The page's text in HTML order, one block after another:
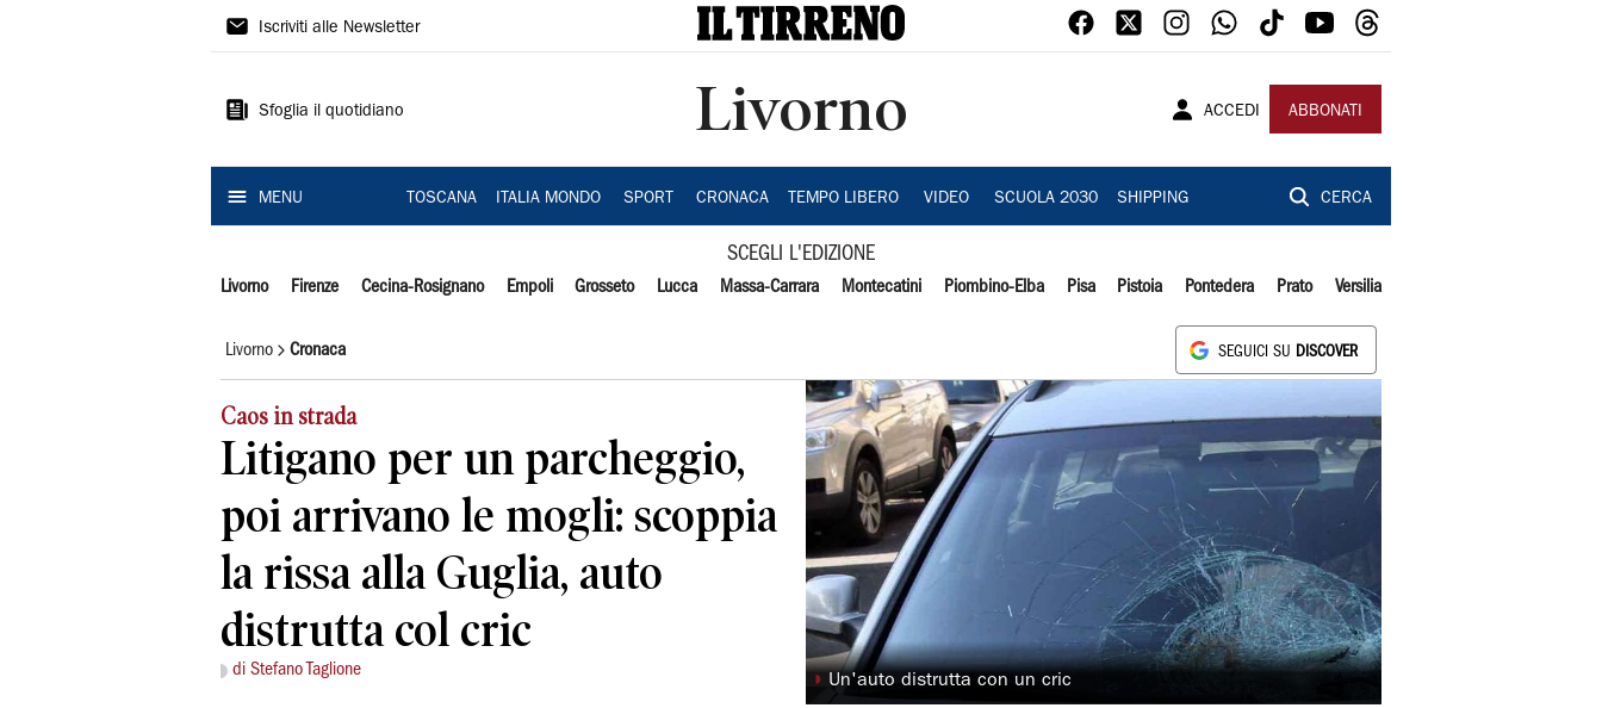
Il
Iscriviti alle Newsletter
Sfoglia il quotidiano Livorno ACCEDI ABBONATI
MENU TOSCANA ITALIA MONDO SPORT CRONACA TEMPO LIBERO VIDEO SCUOLA 2030 SHIPPING CERCA
SCEGLI L'EDIZIONE
Livorno Firenze Cecina-Rosignano Empoli Grosseto Lucca Massa-Carrara Montecatini Piombino-Elba Pisa Pistoia Pontedera Prato Versilia
Livorno Cronaca SEGUICI SU DISCOVER
Caos in strada
Litigano per un parcheggio,
poi arrivano le mogli: scoppia
la rissa alla Guglia, auto
distrutta col cric
di Stefano Taglione
◗ Un'auto distrutta con un cric